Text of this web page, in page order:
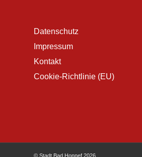
Datenschutz
Impressum
Kontakt
Cookie-Richtlinie (EU)
© Stadt Bad Honnef 2026